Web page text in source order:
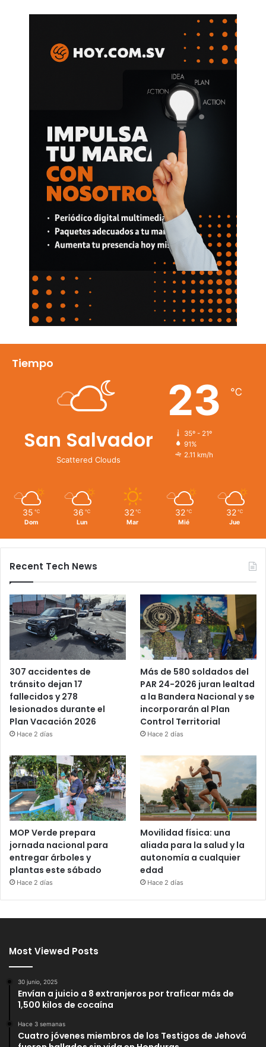
Tiempo
San Salvador
Scattered Clouds
23 ℃
35º - 21º
91%
2.11 km/h
35 ℃
Dom
36 ℃
Lun
32 ℃
Mar
32 ℃
Mié
32 ℃
Jue
Recent Tech News
307 accidentes de
tránsito dejan 17
fallecidos y 278
lesionados durante el
Plan Vacación 2026
Hace 2 días
Más de 580 soldados del
PAR 24-2026 juran lealtad
a la Bandera Nacional y se
incorporarán al Plan
Control Territorial
Hace 2 días
MOP Verde prepara
jornada nacional para
entregar árboles y
plantas este sábado
Hace 2 días
Movilidad física: una
aliada para la salud y la
autonomía a cualquier
edad
Hace 2 días
Most Viewed Posts
30 junio, 2025
Envían a juicio a 8 extranjeros por traficar más de
1,500 kilos de cocaína
Hace 3 semanas
Cuatro jóvenes miembros de los Testigos de Jehová